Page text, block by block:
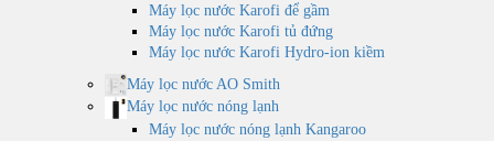
Máy lọc nước Karofi để gầm
Máy lọc nước Karofi tủ đứng
Máy lọc nước Karofi Hydro-ion kiềm
Máy lọc nước AO Smith
Máy lọc nước nóng lạnh
Máy lọc nước nóng lạnh Kangaroo